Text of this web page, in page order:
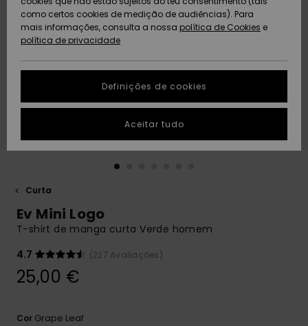
Artigos
recém-
chegados
Coleções
Artigos
recém-
chegados
Highlights
Community
AJUDA
Protecção de
dados
Guia de
tamanhos
conversa para
obteres a
resposta mais
rápida à tua
respostas
para as
SUSTAINABILITY
PRESENTE
DESEJO
Curta
Ev Mini Logo
T-shirt de manga curta Verde homem
4.7
(227 Avaliações)
25,00 €
Cor Grape Leaf
como certos cookies de medição de audiências). Para
mais informações, consulta a nossa política de Cookies e
política de privacidade
Definições de cookies
Aceitar tudo